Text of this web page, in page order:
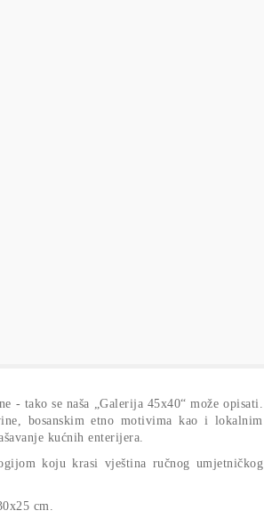
- tako se naša „Galerija 45x40“ može opisati.
bosanskim etno motivima kao i lokalnim
kućnih enterijera.
koju krasi vještina ručnog umjetničkog
cm.